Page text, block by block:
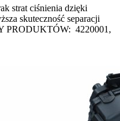
strat ciśnienia dzięki
skuteczność separacji
4220001,